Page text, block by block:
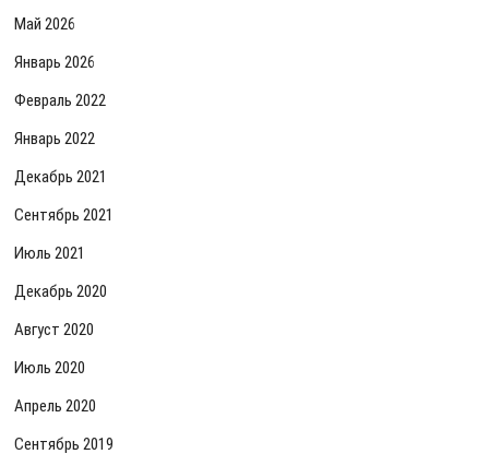
Май 2026
Январь 2026
Февраль 2022
Январь 2022
Декабрь 2021
Сентябрь 2021
Июль 2021
Декабрь 2020
Август 2020
Июль 2020
Апрель 2020
Сентябрь 2019